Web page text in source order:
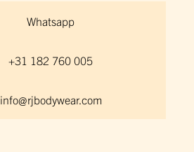
Whatsapp
+31 182 760 005
info@rjbodywear.com